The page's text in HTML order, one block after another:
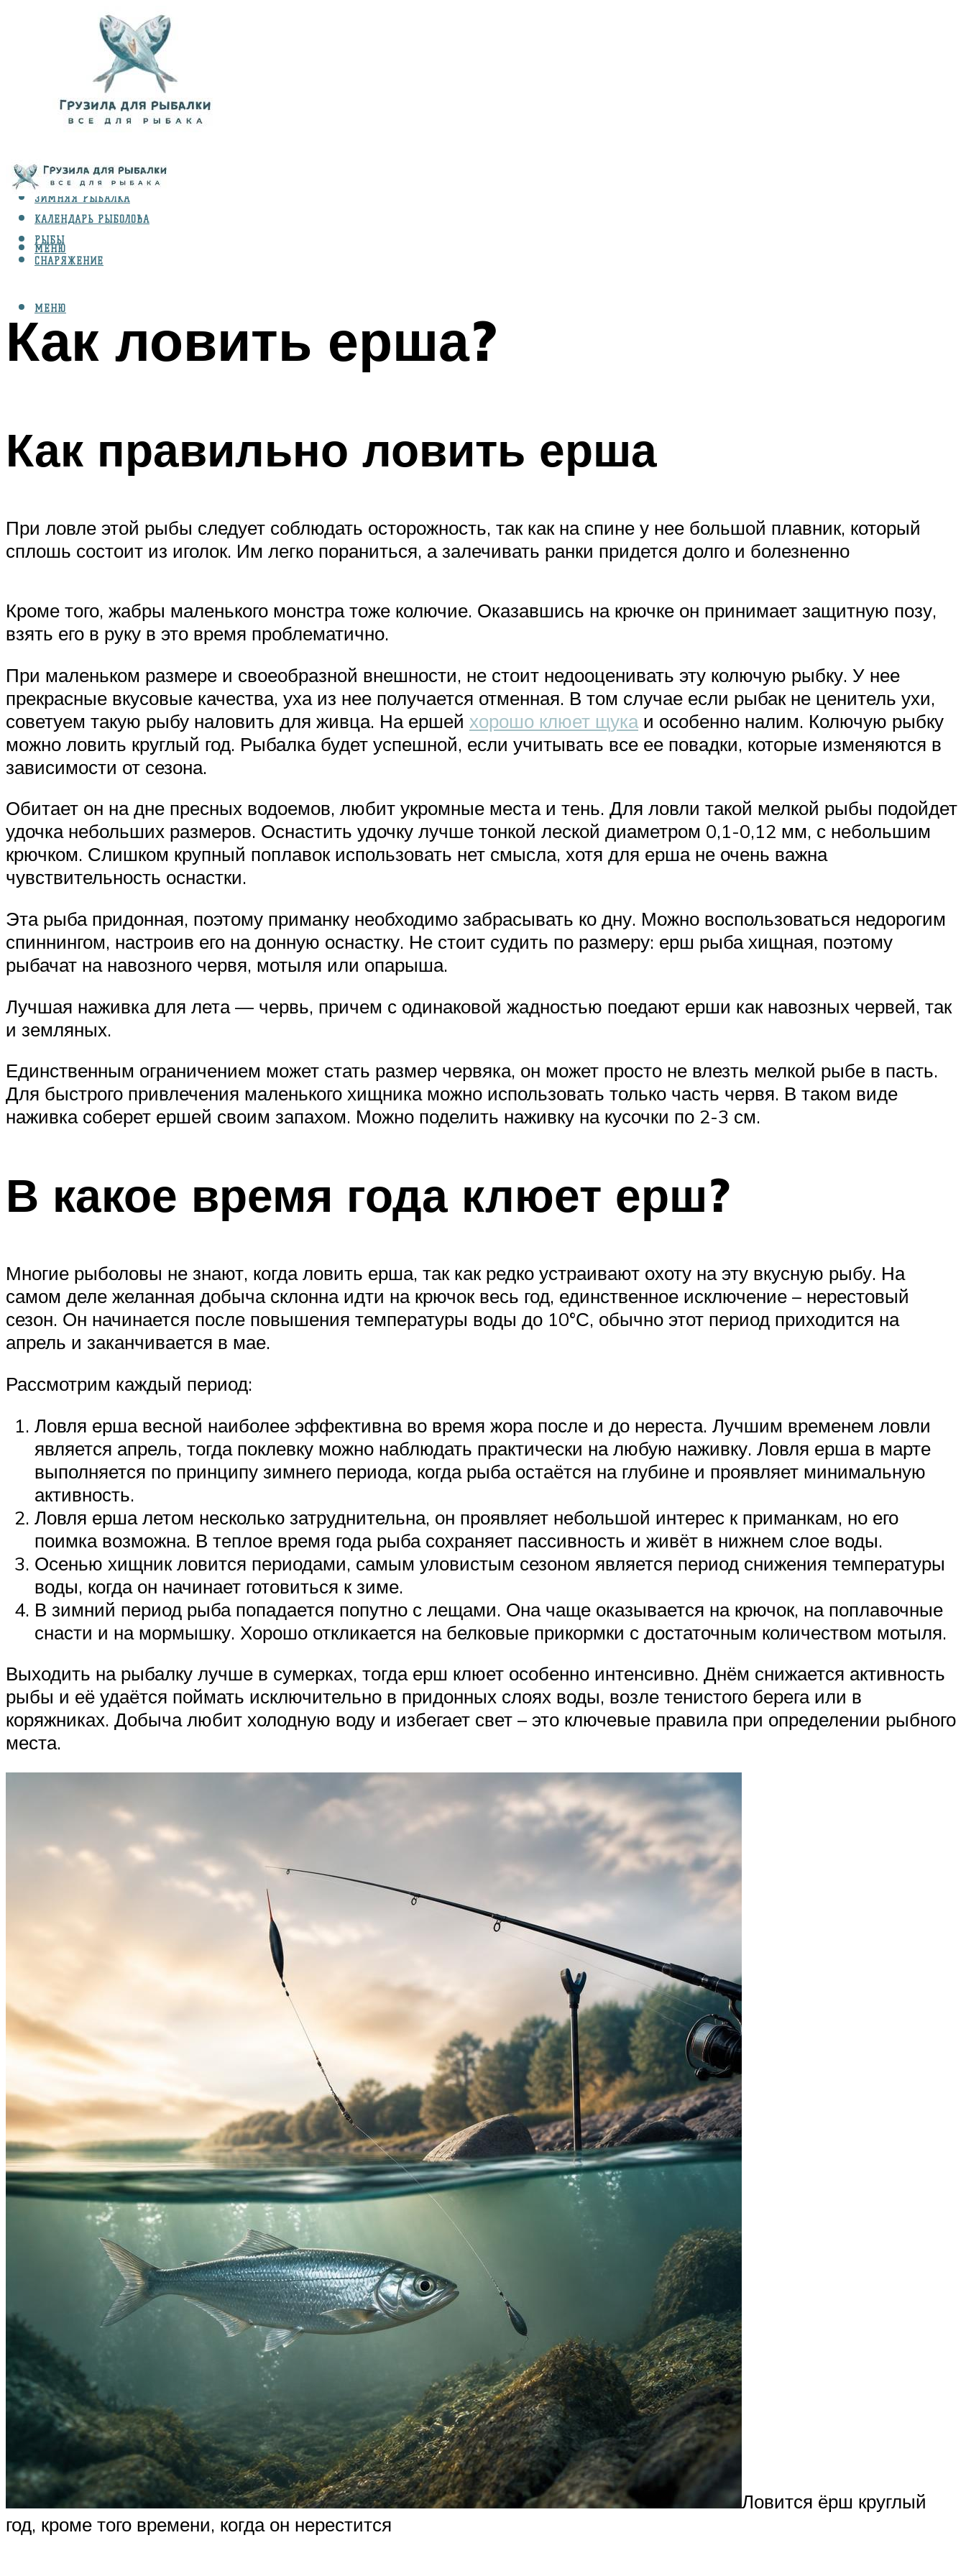
ВИДЫ ЛОВЛИ
ЗИМНЯЯ РЫБАЛКА
КАЛЕНДАРЬ РЫБОЛОВА
РЫБЫ
СНАРЯЖЕНИЕ
МЕНЮ
МЕНЮ
Как ловить ерша?
Как правильно ловить ерша
При ловле этой рыбы следует соблюдать осторожность, так как на спине у нее большой плавник, который
сплошь состоит из иголок. Им легко пораниться, а залечивать ранки придется долго и болезненно
Кроме того, жабры маленького монстра тоже колючие. Оказавшись на крючке он принимает защитную позу,
взять его в руку в это время проблематично.
При маленьком размере и своеобразной внешности, не стоит недооценивать эту колючую рыбку. У нее
прекрасные вкусовые качества, уха из нее получается отменная. В том случае если рыбак не ценитель ухи,
советуем такую рыбу наловить для живца. На ершей хорошо клюет щукаи особенно налим. Колючую рыбку
можно ловить круглый год. Рыбалка будет успешной, если учитывать все ее повадки, которые изменяются в
зависимости от сезона.
Обитает он на дне пресных водоемов, любит укромные места и тень. Для ловли такой мелкой рыбы подойдет
удочка небольших размеров. Оснастить удочку лучше тонкой леской диаметром 0,1-0,12 мм, с небольшим
крючком. Слишком крупный поплавок использовать нет смысла, хотя для ерша не очень важна
чувствительность оснастки.
Эта рыба придонная, поэтому приманку необходимо забрасывать ко дну. Можно воспользоваться недорогим
спиннингом, настроив его на донную оснастку. Не стоит судить по размеру: ерш рыба хищная, поэтому
рыбачат на навозного червя, мотыля или опарыша.
Лучшая наживка для лета — червь, причем с одинаковой жадностью поедают ерши как навозных червей, так
и земляных.
Единственным ограничением может стать размер червяка, он может просто не влезть мелкой рыбе в пасть.
Для быстрого привлечения маленького хищника можно использовать только часть червя. В таком виде
наживка соберет ершей своим запахом. Можно поделить наживку на кусочки по 2-3 см.
В какое время года клюет ерш?
Многие рыболовы не знают, когда ловить ерша, так как редко устраивают охоту на эту вкусную рыбу. На
самом деле желанная добыча склонна идти на крючок весь год, единственное исключение – нерестовый
сезон. Он начинается после повышения температуры воды до 10°С, обычно этот период приходится на
апрель и заканчивается в мае.
Рассмотрим каждый период:
Ловля ерша весной наиболее эффективна во время жора после и до нереста. Лучшим временем ловли
является апрель, тогда поклевку можно наблюдать практически на любую наживку. Ловля ерша в марте
выполняется по принципу зимнего периода, когда рыба остаётся на глубине и проявляет минимальную
активность.
Ловля ерша летом несколько затруднительна, он проявляет небольшой интерес к приманкам, но его
поимка возможна. В теплое время года рыба сохраняет пассивность и живёт в нижнем слое воды.
Осенью хищник ловится периодами, самым уловистым сезоном является период снижения температуры
воды, когда он начинает готовиться к зиме.
В зимний период рыба попадается попутно с лещами. Она чаще оказывается на крючок, на поплавочные
снасти и на мормышку. Хорошо откликается на белковые прикормки с достаточным количеством мотыля.
Выходить на рыбалку лучше в сумерках, тогда ерш клюет особенно интенсивно. Днём снижается активность
рыбы и её удаётся поймать исключительно в придонных слоях воды, возле тенистого берега или в
коряжниках. Добыча любит холодную воду и избегает свет – это ключевые правила при определении рыбного
места.
Ловится ёрш круглый
год, кроме того времени, когда он нерестится